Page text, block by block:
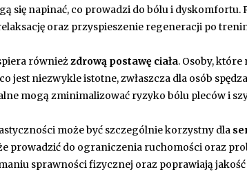
się napinać, co prowadzi do bólu i
oraz przyspieszenie regeneracji po
równieżzdrową postawę ciała. Osoby,
jest niezwykle istotne, zwłaszcza dla osób
mogą zminimalizować ryzyko bólu pleców i
może być szczególnie korzystny dla
prowadzić do ograniczenia ruchomości oraz
sprawności fizycznej oraz poprawiają jakość